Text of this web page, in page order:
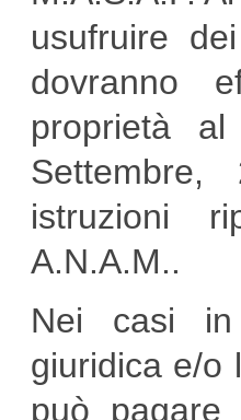
usufruire
dovranno
proprietà
istruzioni
A.N.A.M..
Nei casi
giuridica e/o
può